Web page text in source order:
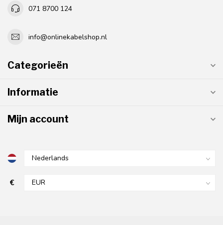
071 8700 124
info@onlinekabelshop.nl
Categorieën
Informatie
Mijn account
€